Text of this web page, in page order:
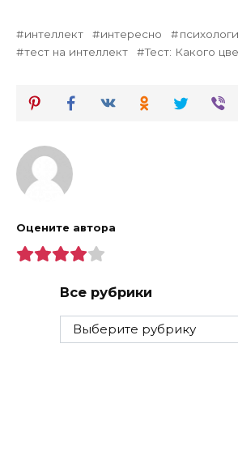
интеллект интересно
тест на интеллект
Тест: Какого
Оцените автора
Все рубрики
Все
рубрики